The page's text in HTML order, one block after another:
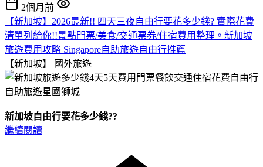
2個月前
【新加坡】2026最新!! 四天三夜自由行要花多少錢? 實際花費
清單列給你!!景點門票/美食/交通票券/住宿費用整理。新加坡
旅遊費用攻略 Singapore自助旅遊自由行推薦
【新加坡】
國外旅遊
新加坡自由行要花多少錢??
繼續閱讀